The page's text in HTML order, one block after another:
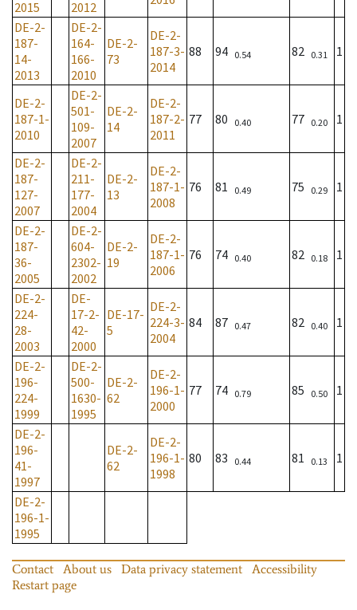
2015
2012
DE-2-
187-
14-
2013
DE-2-
164-
166-
2010
DE-2-
73
DE-2-
187-3-
2014
88 94 0.54 82 0.31 1
DE-2-
187-1-
2010
DE-2-
501-
109-
2007
DE-2-
14
DE-2-
187-2-
2011
77 80 0.40 77 0.20 1
DE-2-
187-
127-
2007
DE-2-
211-
177-
2004
DE-2-
13
DE-2-
187-1-
2008
76 81 0.49 75 0.29 1
DE-2-
187-
36-
2005
DE-2-
604-
2302-
2002
DE-2-
19
DE-2-
187-1-
2006
76 74 0.40 82 0.18 1
DE-2-
224-
28-
2003
DE-
17-2-
42-
2000
DE-17-
5
DE-2-
224-3-
2004
84 87 0.47 82 0.40 1
DE-2-
196-
224-
1999
DE-2-
500-
1630-
1995
DE-2-
62
DE-2-
196-1-
2000
77 74 0.79 85 0.50 1
DE-2-
196-
41-
1997
DE-2-
62
DE-2-
196-1-
1998
80 83 0.44 81 0.13 1
DE-2-
196-1-
1995
Contact About us Data privacy statement
Accessibility
Restart page